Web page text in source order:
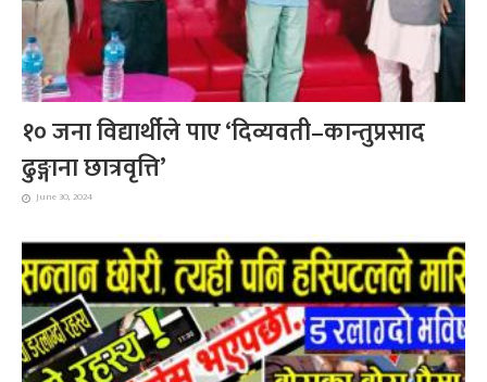
१० जना विद्यार्थीले पाए ‘दिव्यवती–कान्तुप्रसाद
ढुङ्गाना छात्रवृत्ति’
June 30, 2024